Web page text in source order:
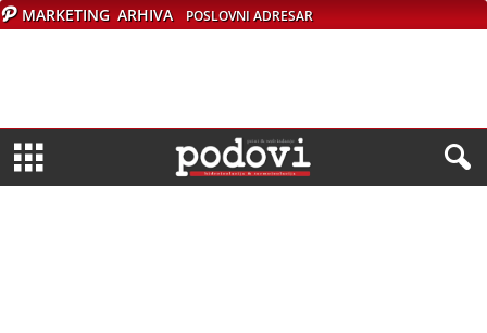
MARKETING ARHIVA POSLOVNI ADRESAR